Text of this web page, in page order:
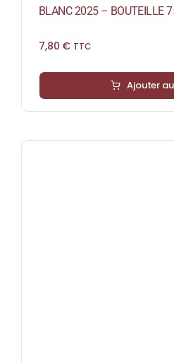
BLANC 2025 – BOUTEILLE
7,80 € TTC
Ajouter